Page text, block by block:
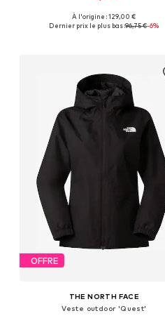
Tailles disponibles: S, M, L, XL, XXL
À l'origine : 129,00 €
Dernier prix le plus bas :96,75 €-6%
OFFRE
THE NORTH FACE
Veste outdoor 'Quest'